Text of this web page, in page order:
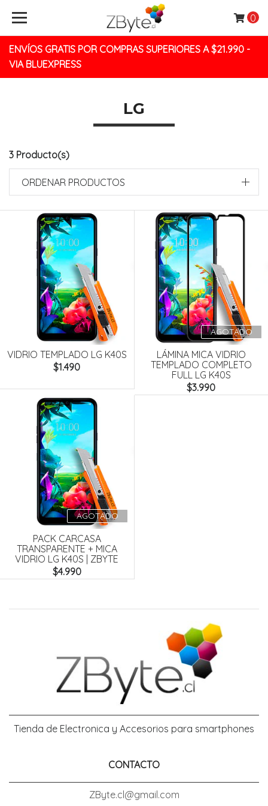
ENVÍOS GRATIS POR COMPRAS SUPERIORES A $21.990 -
VIA BLUEXPRESS
0
LG
3 Producto(s)
ORDENAR PRODUCTOS
VIDRIO TEMPLADO LG K40S
$1.490
AGOTADO
LÁMINA MICA VIDRIO
TEMPLADO COMPLETO
FULL LG K40S
$3.990
AGOTADO
PACK CARCASA
TRANSPARENTE + MICA
VIDRIO LG K40S | ZBYTE
$4.990
Tienda de Electronica y Accesorios para smartphones
CONTACTO
ZByte.cl@gmail.com